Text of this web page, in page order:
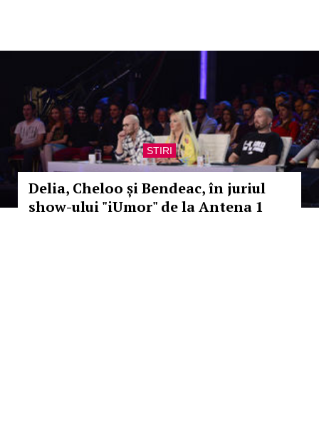
STIRI
Delia, Cheloo și Bendeac, în juriul
show-ului "iUmor" de la Antena 1